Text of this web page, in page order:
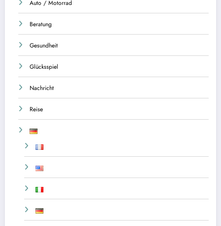
Auto / Motorrad
Beratung
Gesundheit
Glücksspiel
Nachricht
Reise